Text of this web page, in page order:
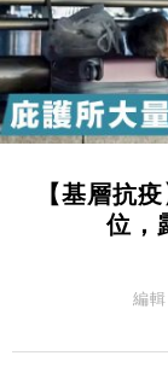
11:40
財經｜黑
Google
10:57
財經｜美
25%
18:15
本地｜新
17:40
財經｜本
最強
財經｜
財經｜
司
【基層抗
位，
編輯